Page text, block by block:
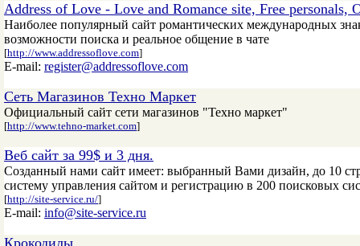
Address of Love - Love and Romance site, Free personals,
Наиболее популярный сайт романтических международных
возможности поиска и реальное общение в чате
[http://www.addressoflove.com]
E-mail: register@addressoflove.com
Сеть Магазинов Техно Маркет
Официальный сайт сети магазинов "Техно маркет"
[http://www.tehno-market.com]
Веб сайт за 99$ и 3 дня.
Созданный нами сайт имеет: выбранный Вами дизайн, до 10
систему управления сайтом и регистрацию в 200 поисковых
[http://site-service.ru/]
E-mail: info@site-service.ru
Крокодилы